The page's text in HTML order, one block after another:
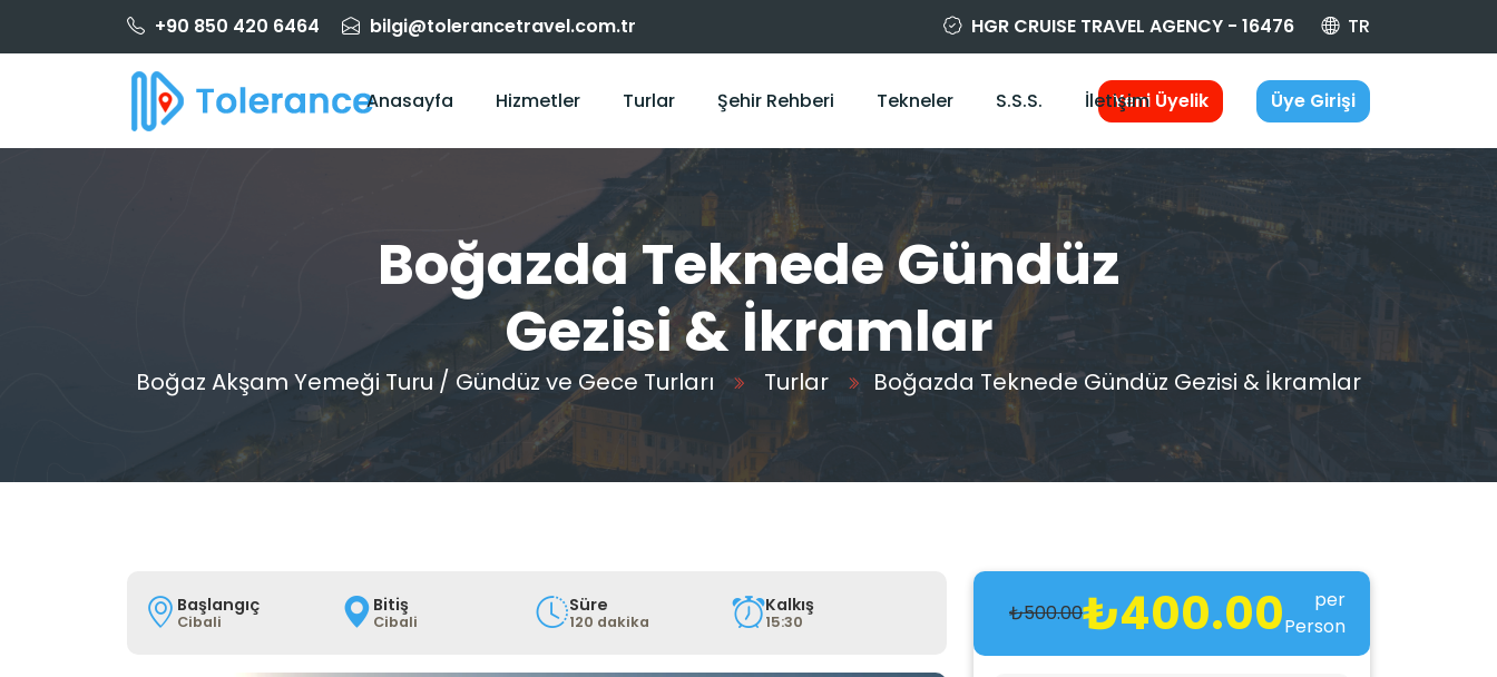
+90 850 420 6464 bilgi@tolerancetravel.com.tr HGR CRUISE TRAVEL AGENCY - 16476 TR
Anasayfa Hizmetler Turlar Şehir Rehberi Tekneler S.S.S. İletişim
Yeni Üyelik Üye Girişi
Boğazda Teknede Gündüz
Gezisi & İkramlar
Boğaz Akşam Yemeği Turu / Gündüz ve Gece Turları Turlar Boğazda Teknede Gündüz Gezisi & İkramlar
Başlangıç
Cibali
Bitiş
Cibali
Süre
120 dakika
Kalkış
15:30 ₺500.00₺400.00
per
Person